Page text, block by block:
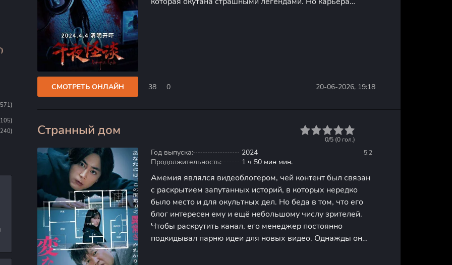
СМОТРЕТЬ ОНЛАЙН 38 0 20-06-2026, 19:18
Странный дом
5.2
0/5 (0 гол.)
Год выпуска:
2024
Продолжительность:
1 ч 50 мин мин.
Амемия являлся видеоблогером, чей контент был связан
с раскрытием запутанных историй, в которых нередко
было место и для окультных дел. Но беда в том, что его
блог интересен ему и ещё небольшому числу зрителей.
Чтобы раскрутить канал, его менеджер постоянно
подкидывал парню идеи для новых видео. Однажды он